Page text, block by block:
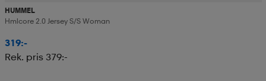
HUMMEL
Hmlcore 2.0 Jersey S/s Woman
319:-
Rek. pris 379:-